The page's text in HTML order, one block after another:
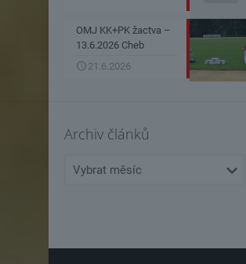
OMJ KK+PK žactva –
13.6.2026 Cheb
21.6.2026
Archiv článků
článků